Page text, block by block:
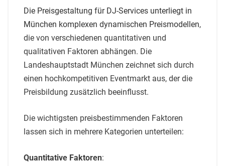
Die Preisgestaltung für DJ-Services unterliegt in
München komplexen dynamischen Preismodellen,
die von verschiedenen quantitativen und
qualitativen Faktoren abhängen. Die
Landeshauptstadt München zeichnet sich durch
einen hochkompetitiven Eventmarkt aus, der die
Preisbildung zusätzlich beeinflusst.
Die wichtigsten preisbestimmenden Faktoren
lassen sich in mehrere Kategorien unterteilen:
Quantitative Faktoren: